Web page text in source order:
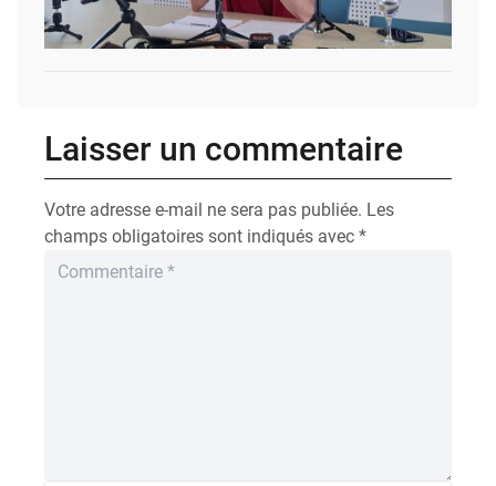
Laisser un commentaire
Votre adresse e-mail ne sera pas publiée. Les
champs obligatoires sont indiqués avec *